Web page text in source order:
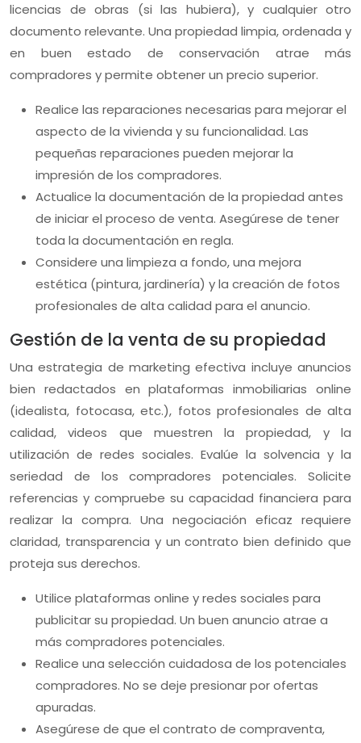
licencias de obras (si las hubiera), y cualquier otro
documento relevante. Una propiedad limpia, ordenada y
en buen estado de conservación atrae más
compradores y permite obtener un precio superior.
Realice las reparaciones necesarias para mejorar el
aspecto de la vivienda y su funcionalidad. Las
pequeñas reparaciones pueden mejorar la
impresión de los compradores.
Actualice la documentación de la propiedad antes
de iniciar el proceso de venta. Asegúrese de tener
toda la documentación en regla.
Considere una limpieza a fondo, una mejora
estética (pintura, jardinería) y la creación de fotos
profesionales de alta calidad para el anuncio.
Gestión de la venta de su propiedad
Una estrategia de marketing efectiva incluye anuncios
bien redactados en plataformas inmobiliarias online
(idealista, fotocasa, etc.), fotos profesionales de alta
calidad, videos que muestren la propiedad, y la
utilización de redes sociales. Evalúe la solvencia y la
seriedad de los compradores potenciales. Solicite
referencias y compruebe su capacidad financiera para
realizar la compra. Una negociación eficaz requiere
claridad, transparencia y un contrato bien definido que
proteja sus derechos.
Utilice plataformas online y redes sociales para
publicitar su propiedad. Un buen anuncio atrae a
más compradores potenciales.
Realice una selección cuidadosa de los potenciales
compradores. No se deje presionar por ofertas
apuradas.
Asegúrese de que el contrato de compraventa,